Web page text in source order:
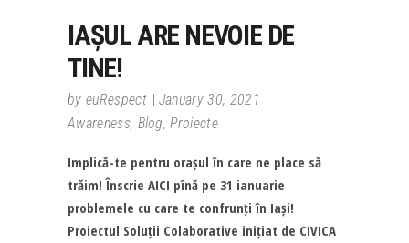
IAȘUL ARE NEVOIE DE
TINE!
by euRespect
January 30, 2021
Awareness, Blog,Proiecte
Implică-te pentru orașul în care ne place să
trăim! Înscrie AICI pînă pe 31 ianuarie
problemele cu care te confrunți în Iași!
Proiectul Soluții Colaborative inițiat de CIVICA